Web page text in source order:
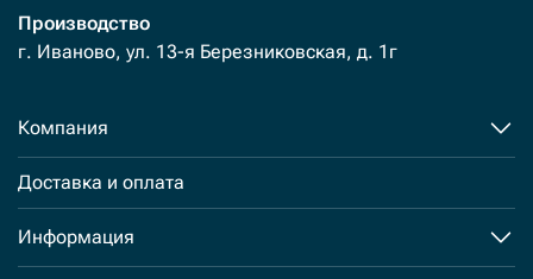
Производство
г. Иваново, ул. 13-я Березниковская, д. 1г
Компания
Доставка и оплата
Информация